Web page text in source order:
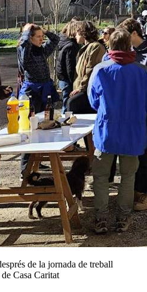
de la jornada de treball
Casa Caritat